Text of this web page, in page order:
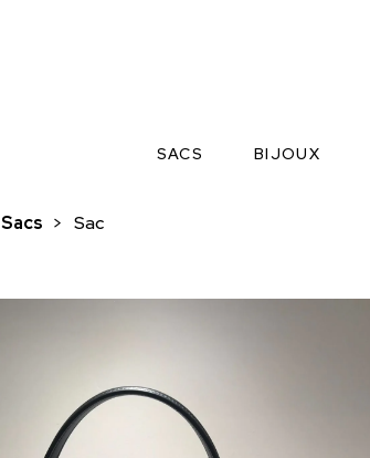
SACS BIJOUX
Sacs > Sac